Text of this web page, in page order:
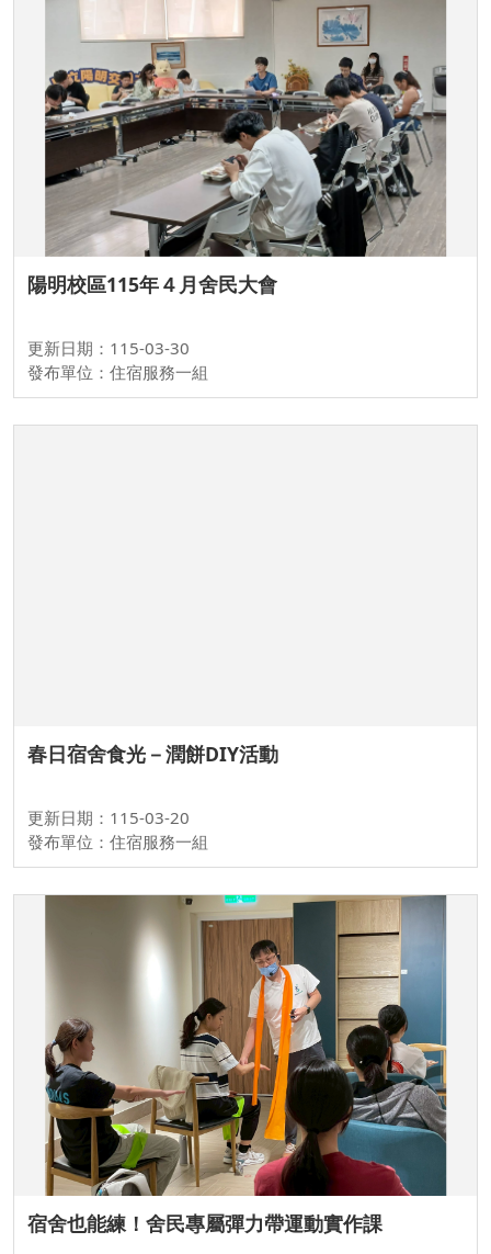
陽明校區115年４月舍民大會
更新日期：115-03-30
發布單位：住宿服務一組
春日宿舍食光－潤餅DIY活動
更新日期：115-03-20
發布單位：住宿服務一組
宿舍也能練！舍民專屬彈力帶運動實作課